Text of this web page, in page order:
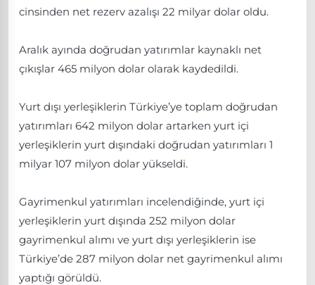
cinsinden net rezerv azalışı 22 milyar dolar oldu.
Aralık ayında doğrudan yatırımlar kaynaklı net
çıkışlar 465 milyon dolar olarak kaydedildi.
Yurt dışı yerleşiklerin Türkiye’ye toplam doğrudan
yatırımları 642 milyon dolar artarken yurt içi
yerleşiklerin yurt dışındaki doğrudan yatırımları 1
milyar 107 milyon dolar yükseldi.
Gayrimenkul yatırımları incelendiğinde, yurt içi
yerleşiklerin yurt dışında 252 milyon dolar
gayrimenkul alımı ve yurt dışı yerleşiklerin ise
Türkiye’de 287 milyon dolar net gayrimenkul alımı
yaptığı görüldü.